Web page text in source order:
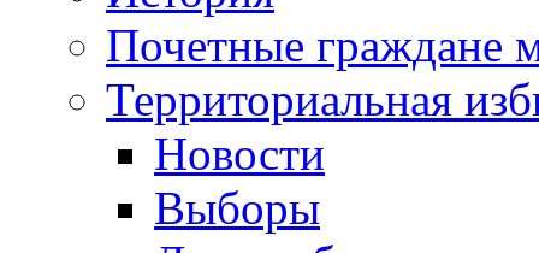
Почетные граждане
Территориальная
Новости
Выборы